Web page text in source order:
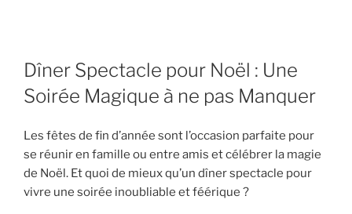
Dîner Spectacle pour Noël : Une
Soirée Magique à ne pas Manquer
Les fêtes de fin d’année sont l’occasion parfaite pour
se réunir en famille ou entre amis et célébrer la magie
de Noël. Et quoi de mieux qu’un dîner spectacle pour
vivre une soirée inoubliable et féérique ?